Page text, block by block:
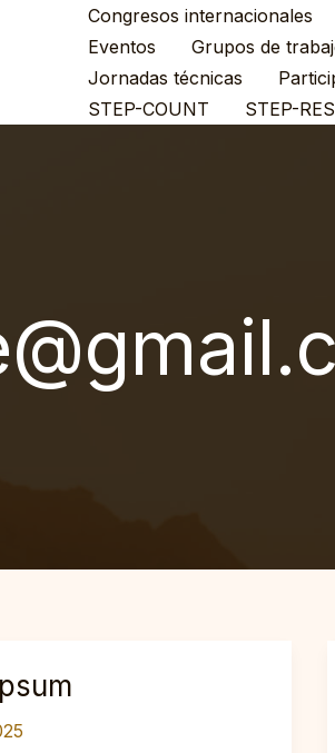
Congresos internacionales
Eventos
Grupos de
Jornadas técnicas
STEP-COUNT
STEP-